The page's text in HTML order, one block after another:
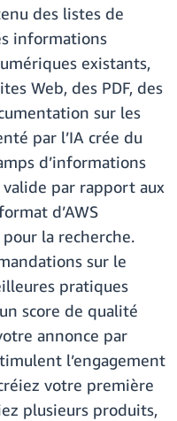
des listes de
informations
existants,
Web, des PDF, des
sur les
par l’IA crée du
d’informations
par rapport aux
d’AWS
la recherche.
sur le
pratiques
score de qualité
annonce par
l’engagement
votre première
plusieurs produits,